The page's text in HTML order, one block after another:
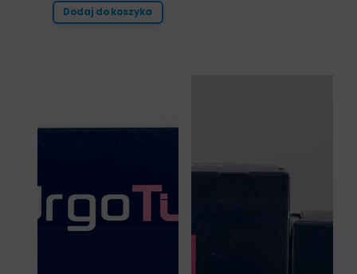
Dodaj do koszyka